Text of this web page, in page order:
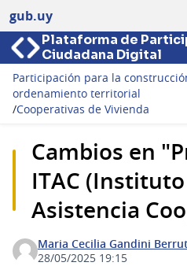
gub.uy
Plataforma de
Ciudadana Digital
Participación para la
ordenamiento territorial
/Cooperativas de Vivienda
Cambios en
ITAC
Asistencia
Maria Cecilia Gandini
28/05/2025 19:15